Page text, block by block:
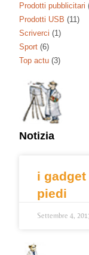
Prodotti pubblicitari
Prodotti USB (11)
Scriverci (1)
Sport (6)
Top actu (3)
Notizia
i
piedi
Settembre 4,